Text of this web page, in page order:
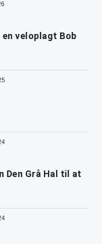
veloplagt Bob
Den Grå Hal til at